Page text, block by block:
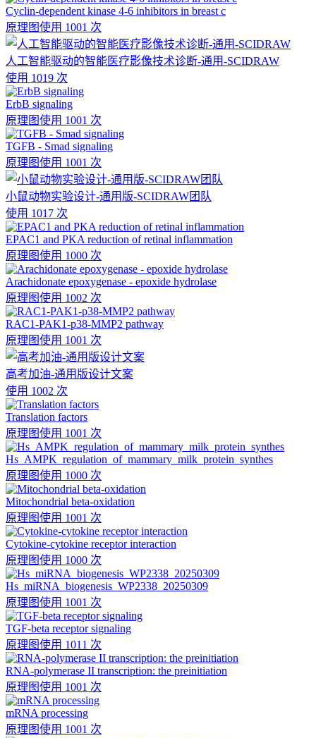
Cyclin-dependent kinase 4-6 inhibitors in breast c
原理图使用 1001 次
人工智能驱动的智能医疗影像技术诊断-通用-SCIDRAW
使用 1019 次
ErbB signaling
原理图使用 1001 次
TGFB - Smad signaling
原理图使用 1001 次
小鼠动物实验设计-通用版-SCIDRAW团队
使用 1017 次
EPAC1 and PKA reduction of retinal inflammation
原理图使用 1000 次
Arachidonate epoxygenase - epoxide hydrolase
原理图使用 1002 次
RAC1-PAK1-p38-MMP2 pathway
原理图使用 1001 次
高考加油-通用版设计文案
使用 1002 次
Translation factors
原理图使用 1001 次
Hs_AMPK_regulation_of_mammary_milk_protein_synthes
原理图使用 1000 次
Mitochondrial beta-oxidation
原理图使用 1001 次
Cytokine-cytokine receptor interaction
原理图使用 1000 次
Hs_miRNA_biogenesis_WP2338_20250309
原理图使用 1001 次
TGF-beta receptor signaling
原理图使用 1011 次
RNA-polymerase II transcription: the preinitiation
原理图使用 1001 次
mRNA processing
原理图使用 1001 次